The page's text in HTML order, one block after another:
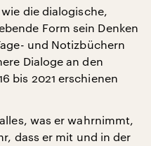
die dialogische,
Form sein Denken
und Notizbüchern
Dialoge an den
bis 2021 erschienen
was er wahrnimmt,
dass er mit und in der